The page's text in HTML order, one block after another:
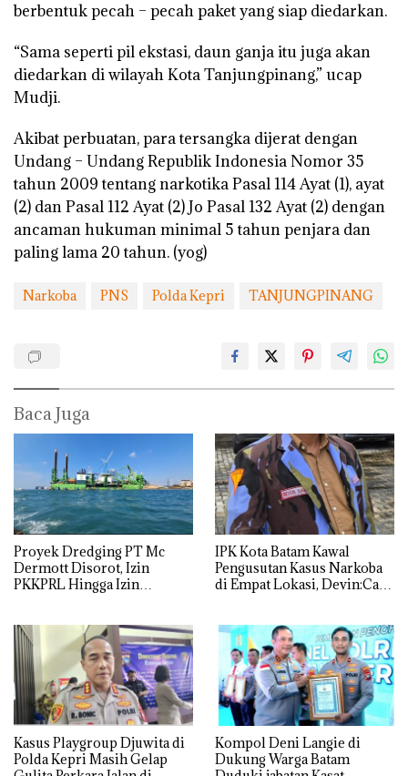
berbentuk pecah – pecah paket yang siap diedarkan.
“Sama seperti pil ekstasi, daun ganja itu juga akan
diedarkan di wilayah Kota Tanjungpinang,” ucap
Mudji.
Akibat perbuatan, para tersangka dijerat dengan
Undang – Undang Republik Indonesia Nomor 35
tahun 2009 tentang narkotika Pasal 114 Ayat (1), ayat
(2) dan Pasal 112 Ayat (2) Jo Pasal 132 Ayat (2) dengan
ancaman hukuman minimal 5 tahun penjara dan
paling lama 20 tahun. (yog)
Narkoba PNS Polda Kepri TANJUNGPINANG
Baca Juga
Proyek Dredging PT Mc
Dermott Disorot, Izin
PKKPRL Hingga Izin
IPK Kota Batam Kawal
Pengusutan Kasus Narkoba
di Empat Lokasi, Devin:Cari
Kasus Playgroup Djuwita di
Polda Kepri Masih Gelap
Kompol Deni Langie di
Dukung Warga Batam